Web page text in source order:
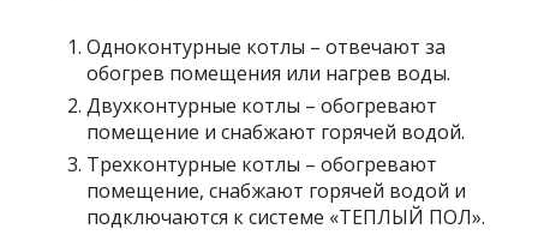
Одноконтурные котлы – отвечают за
обогрев помещения или нагрев воды.
Двухконтурные котлы – обогревают
помещение и снабжают горячей водой.
Трехконтурные котлы – обогревают
помещение, снабжают горячей водой и
подключаются к системе «ТЕПЛЫЙ ПОЛ».